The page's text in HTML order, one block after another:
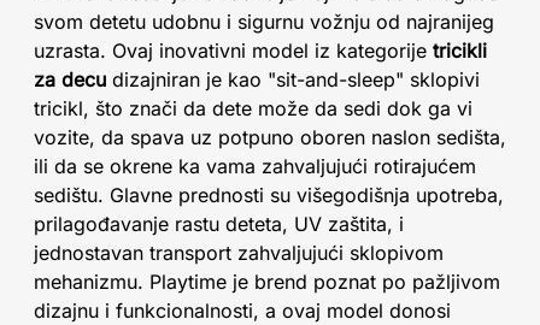
svom detetu udobnu i sigurnu vožnju od najranijeg
uzrasta. Ovaj inovativni model iz kategorije tricikli
za decu dizajniran je kao "sit-and-sleep" sklopivi
tricikl, što znači da dete može da sedi dok ga vi
vozite, da spava uz potpuno oboren naslon sedišta,
ili da se okrene ka vama zahvaljujući rotirajućem
sedištu. Glavne prednosti su višegodišnja upotreba,
prilagođavanje rastu deteta, UV zaštita, i
jednostavan transport zahvaljujući sklopivom
mehanizmu. Playtime je brend poznat po pažljivom
dizajnu i funkcionalnosti, a ovaj model donosi